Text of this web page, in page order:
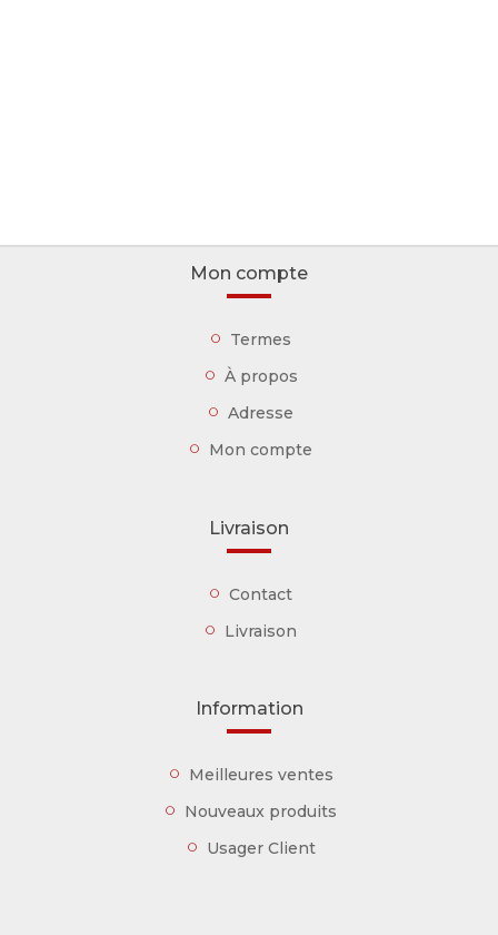
Mon compte
Termes
À propos
Adresse
Mon compte
Livraison
Contact
Livraison
Information
Meilleures ventes
Nouveaux produits
Usager Client